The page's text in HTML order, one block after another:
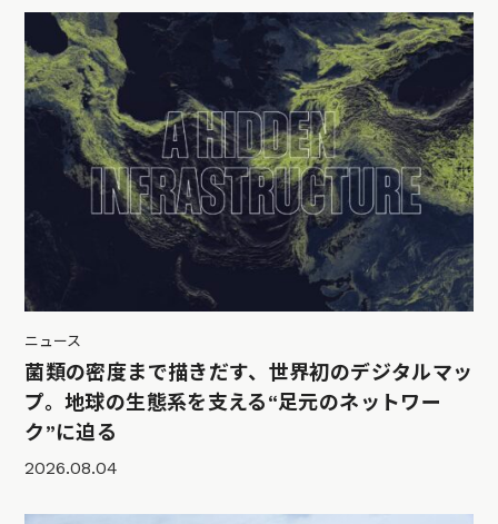
ニュース
菌類の密度まで描きだす、世界初のデジタルマッ
プ。地球の生態系を支える“足元のネットワー
ク”に迫る
2026.08.04